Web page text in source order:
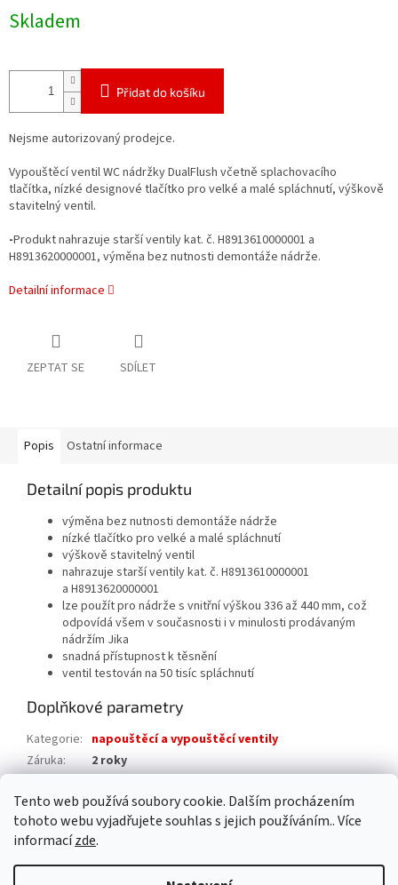
Tento web používá soubory cookie. Dalším procházením
tohoto webu vyjadřujete souhlas s jejich používáním.. Více
informacízde.
cena:
Skladem
Přidat do košíku
Nejsme autorizovaný prodejce.
Vypouštěcí ventil WC nádržky DualFlush včetně splachovacího
tlačítka, nízké designové tlačítko pro velké a malé spláchnutí, výškově
stavitelný ventil.
-Produkt nahrazuje starší ventily kat. č. H8913610000001 a
H8913620000001, výměna bez nutnosti demontáže nádrže.
Detailní informace
ZEPTAT SE SDÍLET
Popis Ostatní informace
Detailní popis produktu
výměna bez nutnosti demontáže nádrže
nízké tlačítko pro velké a malé spláchnutí
výškově stavitelný ventil
nahrazuje starší ventily kat. č. H8913610000001
a H8913620000001
lze použít pro nádrže s vnitřní výškou 336 až 440 mm, což
odpovídá všem v současnosti i v minulosti prodávaným
nádržím Jika
snadná přístupnost k těsnění
ventil testován na 50 tisíc spláchnutí
Doplňkové parametry
Kategorie: napouštěcí a vypouštěcí ventily
Záruka:
2 roky
EAN: 7612738131418